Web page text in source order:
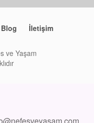
Blog İletişim
ve Yaşam